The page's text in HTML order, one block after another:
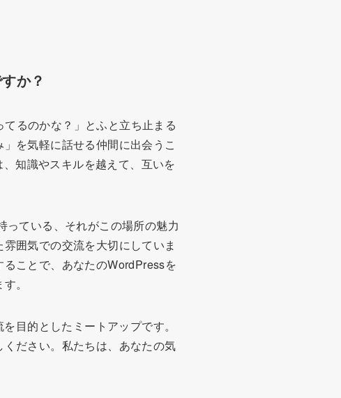
か？
るのかな？」とふと立ち止まる
を気軽に話せる仲間に出会うこ
知識やスキルを越えて、互いを
ている、それがこの場所の魅力
囲気での交流を大切にしていま
ことで、あなたのWordPressを
。
目的としたミートアップです。
ださい。私たちは、あなたの気